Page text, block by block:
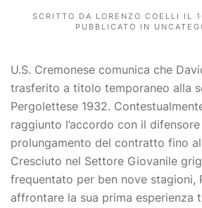
SCRITTO DA LORENZO COELLI IL
PUBBLICATO IN
U.S. Cremonese comunica che
trasferito a titolo temporaneo alla
Pergolettese 1932.
raggiunto l’accordo con il
prolungamento del contratto fino
Cresciuto nel Settore Giovanile
frequentato per ben nove stagioni,
affrontare la sua prima esperienza